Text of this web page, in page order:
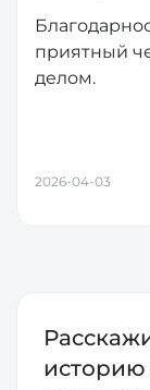
приятный
делом.
2026-04-03
историю